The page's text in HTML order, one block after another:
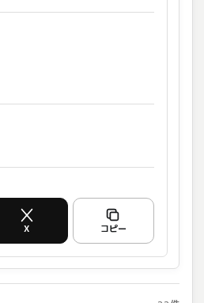
X コピー